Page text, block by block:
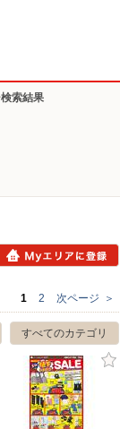
索結果
1 2 次ページ ＞
すべてのカテゴリ